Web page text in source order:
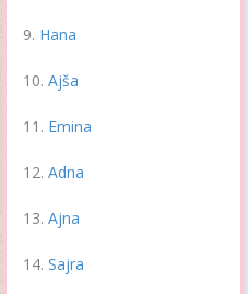
Hana
Ajša
Emina
Adna
Ajna
Sajra